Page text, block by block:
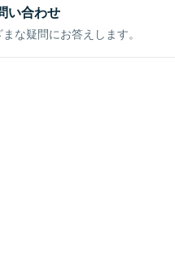
い合わせ
な疑問にお答えします。